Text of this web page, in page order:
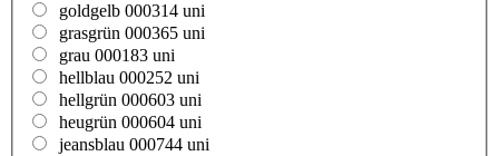
goldgelb 000314 uni
grasgrün 000365 uni
grau 000183 uni
hellblau 000252 uni
hellgrün 000603 uni
heugrün 000604 uni
jeansblau 000744 uni